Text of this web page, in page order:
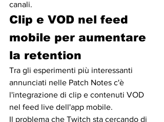
canali.
Clip e VOD nel feed
mobile per aumentare
la retention
Tra gli esperimenti più interessanti
annunciati nelle Patch Notes c'è
l'integrazione di clip e contenuti VOD
nel feed live dell'app mobile.
Il problema che Twitch sta cercando di